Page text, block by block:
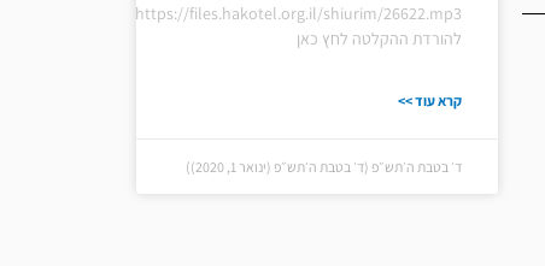
https://files.hakotel.org.il/shiurim/26622.mp3
להורדת ההקלטה לחץ כאן
קרא עוד >>
ד׳ בטבת ה׳תש״פ (ד׳ בטבת ה׳תש״פ (ינואר 1, 2020))